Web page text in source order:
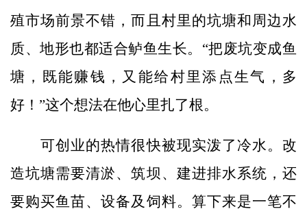
殖市场前景不错，而且村里的坑塘和周边水
质、地形也都适合鲈鱼生长。“把废坑变成鱼
塘，既能赚钱，又能给村里添点生气，多
好！”这个想法在他心里扎了根。
可创业的热情很快被现实泼了冷水。改
造坑塘需要清淤、筑坝、建进排水系统，还
要购买鱼苗、设备及饲料。算下来是一笔不